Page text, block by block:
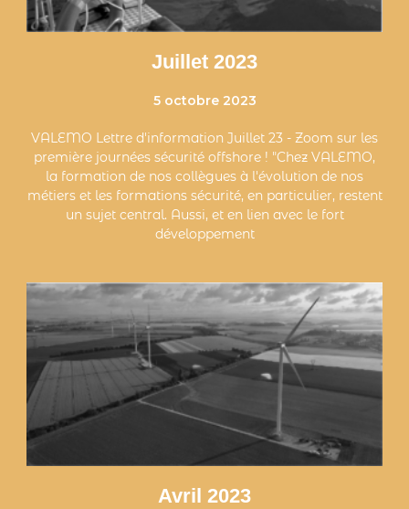
Juillet 2023
5 octobre 2023
VALEMO Lettre d'information Juillet 23 - Zoom sur les
première journées sécurité offshore ! "Chez VALEMO,
la formation de nos collègues à l'évolution de nos
métiers et les formations sécurité, en particulier, restent
un sujet central. Aussi, et en lien avec le fort
développement
Avril 2023